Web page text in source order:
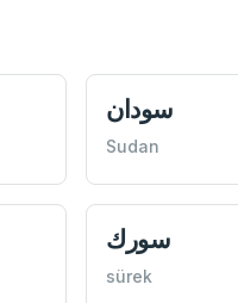
سودان
Sudan
سورك
sürek